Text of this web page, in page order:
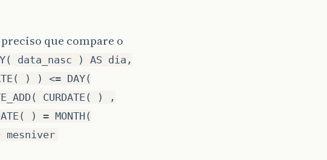
que compare o
data_nasc ) AS dia,
) ) <= DAY(
CURDATE( ) ,
) = MONTH(
mesniver